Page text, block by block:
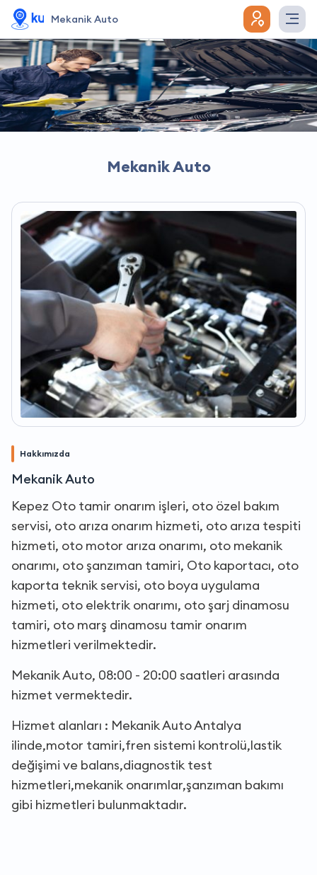
Mekanik Auto
Mekanik Auto
Hakkımızda
Mekanik Auto
Kepez Oto tamir onarım işleri, oto özel bakım
servisi, oto arıza onarım hizmeti, oto arıza tespiti
hizmeti, oto motor arıza onarımı, oto mekanik
onarımı, oto şanzıman tamiri, Oto kaportacı, oto
kaporta teknik servisi, oto boya uygulama
hizmeti, oto elektrik onarımı, oto şarj dinamosu
tamiri, oto marş dinamosu tamir onarım
hizmetleri verilmektedir.
Mekanik Auto, 08:00 - 20:00 saatleri arasında
hizmet vermektedir.
Hizmet alanları : Mekanik Auto Antalya
ilinde,motor tamiri,fren sistemi kontrolü,lastik
değişimi ve balans,diagnostik test
hizmetleri,mekanik onarımlar,şanzıman bakımı
gibi hizmetleri bulunmaktadır.